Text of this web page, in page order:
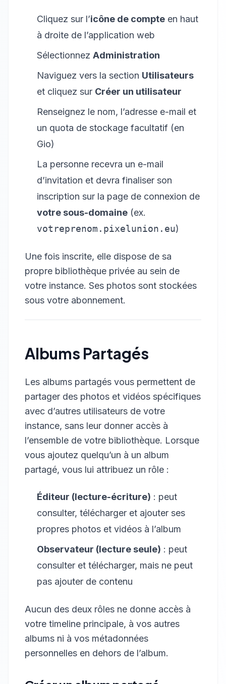
Cliquez sur l’icône de compte en haut
à droite de l’application web
Sélectionnez Administration
Naviguez vers la section Utilisateurs
et cliquez sur Créer un utilisateur
Renseignez le nom, l’adresse e-mail et
un quota de stockage facultatif (en
Gio)
La personne recevra un e-mail
d’invitation et devra finaliser son
inscription sur la page de connexion de
votre sous-domaine (ex.
votreprenom.pixelunion.eu)
Une fois inscrite, elle dispose de sa
propre bibliothèque privée au sein de
votre instance. Ses photos sont stockées
sous votre abonnement.
Albums Partagés
Les albums partagés vous permettent de
partager des photos et vidéos spécifiques
avec d’autres utilisateurs de votre
instance, sans leur donner accès à
l’ensemble de votre bibliothèque. Lorsque
vous ajoutez quelqu’un à un album
partagé, vous lui attribuez un rôle :
Éditeur (lecture-écriture) : peut
consulter, télécharger et ajouter ses
propres photos et vidéos à l’album
Observateur (lecture seule) : peut
consulter et télécharger, mais ne peut
pas ajouter de contenu
Aucun des deux rôles ne donne accès à
votre timeline principale, à vos autres
albums ni à vos métadonnées
personnelles en dehors de l’album.